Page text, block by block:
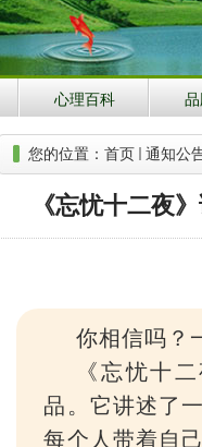
心理百科
您的位置： 首页 通知公
《忘忧十二夜
你相信吗？
《忘忧十
品。它讲述了
每个人带着自